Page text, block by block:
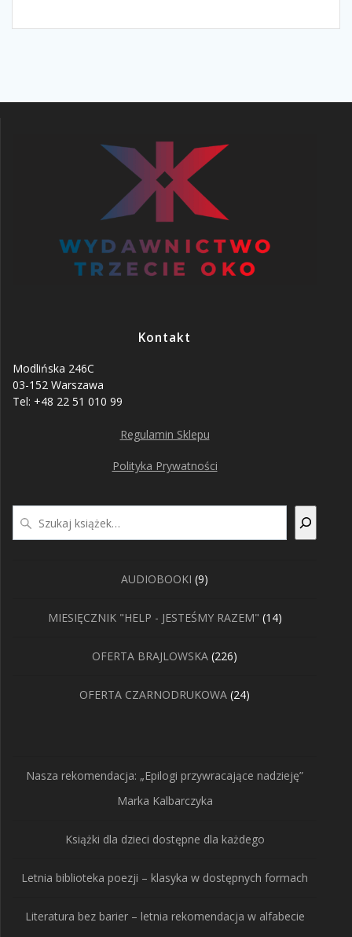
Kontakt
Modlińska 246C
03-152 Warszawa
Tel: +48 22 51 010 99
Regulamin Sklepu
Polityka Prywatności
AUDIOBOOKI 99
MIESIĘCZNIK "HELP - JESTEŚMY RAZEM" 1414
OFERTA BRAJLOWSKA 226226
OFERTA CZARNODRUKOWA 2424
Nasza rekomendacja: „Epilogi przywracające nadzieję”
Marka Kalbarczyka
Książki dla dzieci dostępne dla każdego
Letnia biblioteka poezji – klasyka w dostępnych formach
Literatura bez barier – letnia rekomendacja w alfabecie